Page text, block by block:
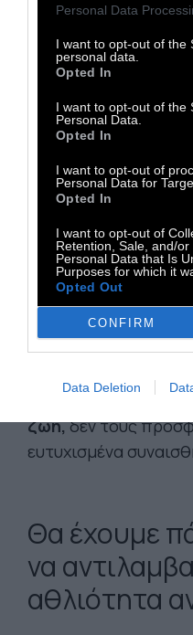
Personal Data
I want to opt-out of the
personal data.
Opted In
I want to opt-out of the
Personal Data.
Opted In
I want to opt-out of
Personal Data for
Opted In
I want to opt-out of
Retention, Sale, and/
Personal Data that Is
Purposes for which it
Opted Out
CONFIRM
Data Deletion
«Τα τελευταία
εξαιρετικές
επιστήμες και στις
εδραιώθηκε σε έναν
προηγουμένως
των προόδων είναι
περιττεύει να τα
επιτεύγματα, και
πως έχουν
εξουσία επί του
υποταγή των
εκπλήρωση
αυξάνει τον βαθμό
απόλαυσης που
ζωή,δεν τους
ευτυχισμένα
Θα έχουμε
να
αθλιότητα